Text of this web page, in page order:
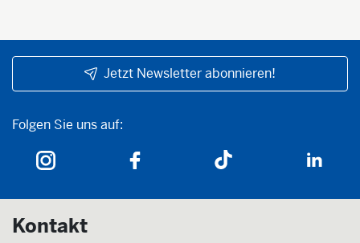
Jetzt Newsletter abonnieren!
Folgen Sie uns auf:
Folgen Sie uns auf:
Kontakt